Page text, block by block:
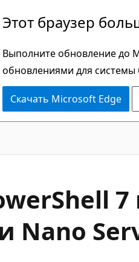
Этот браузер
Выполните обновление до
обновлениями для системы
Скачать Microsoft Edge
7
Nano